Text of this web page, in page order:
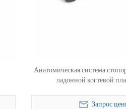
Анатомическая система
ладонной когтевой
Запрос